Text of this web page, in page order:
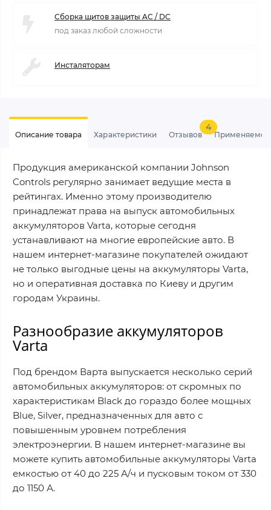
Сборка щитов защиты AC / DC
под заказ любой сложности
Инсталяторам
Описание товара Характеристики Отзывов
4
Продукция американской компании Johnson
Controls регулярно занимает ведущие места в
рейтингах. Именно этому производителю
принадлежат права на выпуск автомобильных
аккумуляторов Varta, которые сегодня
устанавливают на многие европейские авто. В
нашем интернет-магазине покупателей ожидают
не только выгодные цены на аккумуляторы Varta,
но и оперативная доставка по Киеву и другим
городам Украины.
Разнообразие аккумуляторов
Varta
Под брендом Варта выпускается несколько серий
автомобильных аккумуляторов: от скромных по
характеристикам Black до гораздо более мощных
Blue, Silver, предназначенных для авто с
повышенным уровнем потребления
электроэнергии. В нашем интернет-магазине вы
можете купить автомобильные аккумуляторы Varta
емкостью от 40 до 225 А/ч и пусковым током от 330
до 1150 А.